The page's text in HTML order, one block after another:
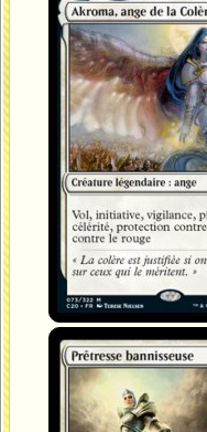
Akroma, ange de la colère
Prêtresse bannisseuse